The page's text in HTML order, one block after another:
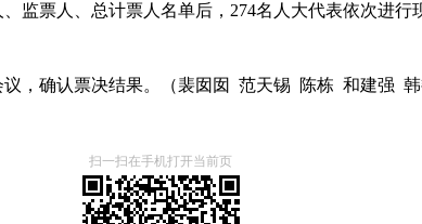
监票人、总计票人名单后，274名人大代表依次进行
，确认票决结果。（裴囡囡 范天锡 陈栋 和建强 韩
扫一扫在手机打开当前页